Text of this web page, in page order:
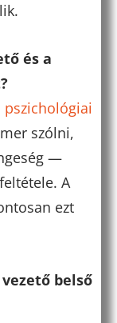
és a
pszichológiai
szólni,
—
A
ezt
belső